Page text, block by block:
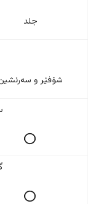
جلد
شۆفێر و